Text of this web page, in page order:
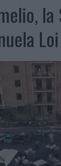
Loi